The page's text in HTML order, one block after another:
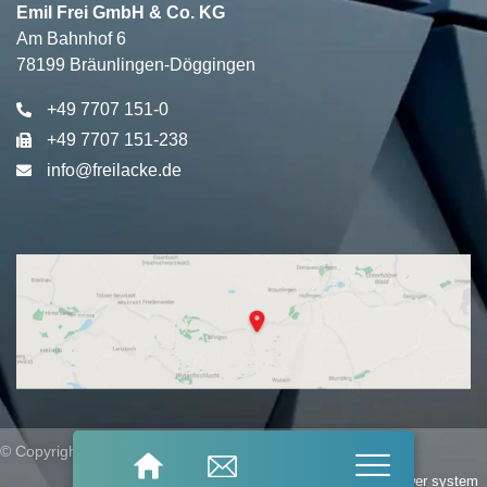
Emil Frei GmbH & Co. KG
Am Bahnhof 6
78199 Bräunlingen-Döggingen
+49 7707 151-0
+49 7707 151-238
info@freilacke.de
© Copyright 2026 Frei
Imprint Privacy policy Whistleblower system